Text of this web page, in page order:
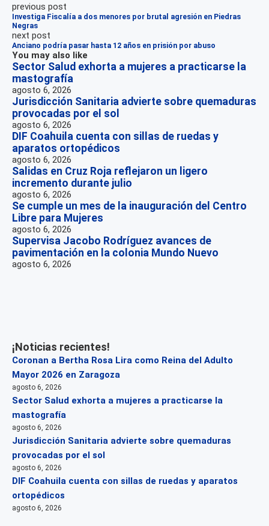
previous post
Investiga Fiscalía a dos menores por brutal agresión en Piedras
Negras
next post
Anciano podría pasar hasta 12 años en prisión por abuso
You may also like
Sector Salud exhorta a mujeres a practicarse la
mastografía
agosto 6, 2026
Jurisdicción Sanitaria advierte sobre quemaduras
provocadas por el sol
agosto 6, 2026
DIF Coahuila cuenta con sillas de ruedas y
aparatos ortopédicos
agosto 6, 2026
Salidas en Cruz Roja reflejaron un ligero
incremento durante julio
agosto 6, 2026
Se cumple un mes de la inauguración del Centro
Libre para Mujeres
agosto 6, 2026
Supervisa Jacobo Rodríguez avances de
pavimentación en la colonia Mundo Nuevo
agosto 6, 2026
¡Noticias recientes!
Coronan a Bertha Rosa Lira como Reina del Adulto
Mayor 2026 en Zaragoza
agosto 6, 2026
Sector Salud exhorta a mujeres a practicarse la
mastografía
agosto 6, 2026
Jurisdicción Sanitaria advierte sobre quemaduras
provocadas por el sol
agosto 6, 2026
DIF Coahuila cuenta con sillas de ruedas y aparatos
ortopédicos
agosto 6, 2026